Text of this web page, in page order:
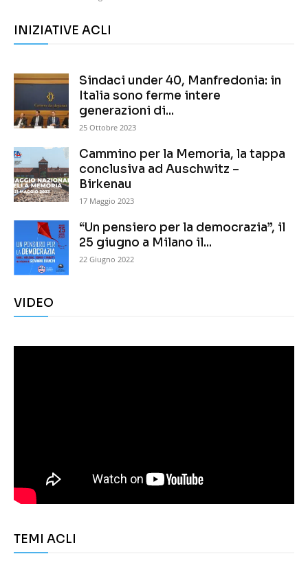
INIZIATIVE ACLI
Sindaci under 40, Manfredonia: in
Italia sono ferme intere
generazioni di...
25 Ottobre 2023
Cammino per la Memoria, la tappa
conclusiva ad Auschwitz –
Birkenau
17 Maggio 2023
“Un pensiero per la democrazia”, il
25 giugno a Milano il...
22 Giugno 2022
VIDEO
TEMI ACLI